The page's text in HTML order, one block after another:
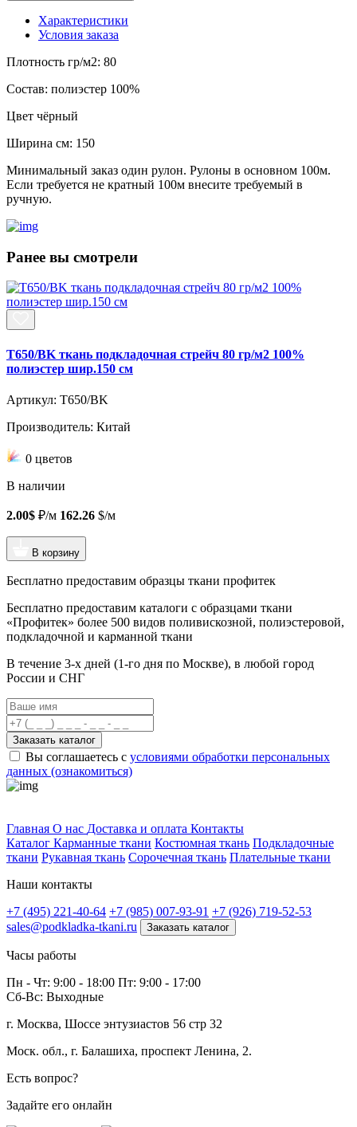
Характеристики
Условия заказа
Плотность гр/м2: 80
Состав: полиэстер 100%
Цвет чёрный
Ширина см: 150
Минимальный заказ один рулон. Рулоны в основном 100м.
Если требуется не кратный 100м внесите требуемый в
ручную.
Ранее вы смотрели
T650/BK ткань подкладочная стрейч 80 гр/м2 100%
полиэстер шир.150 см
Артикул: T650/BK
Производитель: Китай
0 цветов
В наличии
2.00$ ₽/м 162.26 $/м
В корзину
Бесплатно предоставим образцы ткани профитек
Бесплатно предоставим каталоги с образцами ткани
«Профитек» более 500 видов поливискозной, полиэстеровой,
подкладочной и карманной ткани
В течение 3-х дней (1-го дня по Москве), в любой город
России и СНГ
Заказать каталог
Вы соглашаетесь с условиями обработки персональных
данных (ознакомиться)
Главная О нас Доставка и оплата Контакты
Каталог Карманные ткани Костюмная ткань Подкладочные
ткани Рукавная ткань Сорочечная ткань Плательные ткани
Наши контакты
+7 (495) 221-40-64 +7 (985) 007-93-91 +7 (926) 719-52-53
sales@podkladka-tkani.ru
Заказать каталог
Часы работы
Пн - Чт: 9:00 - 18:00 Пт: 9:00 - 17:00
Сб-Вс: Выходные
г. Москва, Шоссе энтузиастов 56 стр 32
Моск. обл., г. Балашиха, проспект Ленина, 2.
Есть вопрос?
Задайте его онлайн